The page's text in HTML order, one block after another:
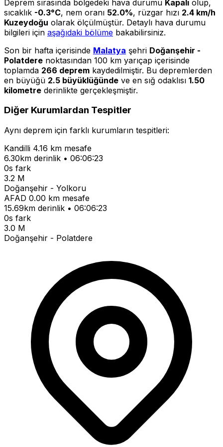
Deprem sırasında bölgedeki hava durumu Kapalı olup,
sıcaklık -0.3°C, nem oranı 52.0%, rüzgar hızı 2.4 km/h
Kuzeydoğu olarak ölçülmüştür. Detaylı hava durumu
bilgileri için aşağıdaki bölüme bakabilirsiniz.
Son bir hafta içerisinde Malatya şehri Doğanşehir -
Polatdere noktasından 100 km yarıçap içerisinde
toplamda 266 deprem kaydedilmiştir. Bu depremlerden
en büyüğü 2.5 büyüklüğünde ve en sığ odaklısı 1.50
kilometre derinlikte gerçekleşmiştir.
Diğer Kurumlardan Tespitler
Aynı deprem için farklı kurumların tespitleri:
Kandilli 4.16 km mesafe
6.30km derinlik • 06:06:23
0s fark
3.2 M
Doğanşehir - Yolkoru
AFAD 0.00 km mesafe
15.69km derinlik • 06:06:23
0s fark
3.0 M
Doğanşehir - Polatdere